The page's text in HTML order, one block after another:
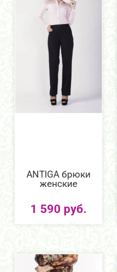
ANTIGA брюки
женские
1 590 руб.